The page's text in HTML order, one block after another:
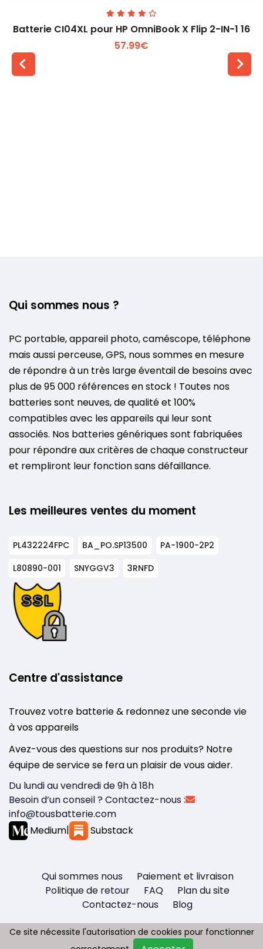
Batterie CI04XL pour HP OmniBook X Flip 2-IN-1 16
57.99€
Qui sommes nous ?
PC portable, appareil photo, caméscope, téléphone
mais aussi perceuse, GPS, nous sommes en mesure
de répondre à un très large éventail de besoins avec
plus de 95 000 références en stock ! Toutes nos
batteries sont neuves, de qualité et 100%
compatibles avec les appareils qui leur sont
associés. Nos batteries génériques sont fabriquées
pour répondre aux critères de chaque constructeur
et rempliront leur fonction sans défaillance.
Les meilleures ventes du moment
PL432224FPC BA_PO.SP13500
PA-1900-2P2
L80890-001
SNYGGV3 3RNFD
Centre d'assistance
Trouvez votre batterie & redonnez une seconde vie
à vos appareils
Avez-vous des questions sur nos produits? Notre
équipe de service se fera un plaisir de vous aider.
Du lundi au vendredi de 9h à 18h
Besoin d’un conseil ? Contactez-nous :
info@tousbatterie.com
Medium| Substack
Qui sommes nous
Paiement et livraison
Politique de retour
FAQ
Plan du site
Contactez-nous
Blog
Ce site nécessite l'autorisation de cookies pour fonctionner
Ce site nécessite l'autorisation de cookies pour fonctionner